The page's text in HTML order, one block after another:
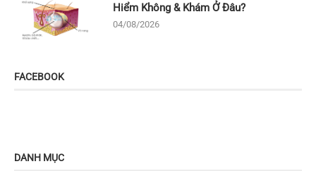
Hiểm Không & Khám Ở Đâu?
04/08/2026
FACEBOOK
DANH MỤC